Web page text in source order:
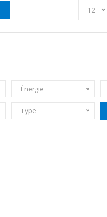
12
Énergie
Type